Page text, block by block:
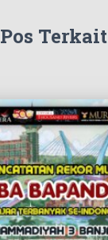
Pos Terkait